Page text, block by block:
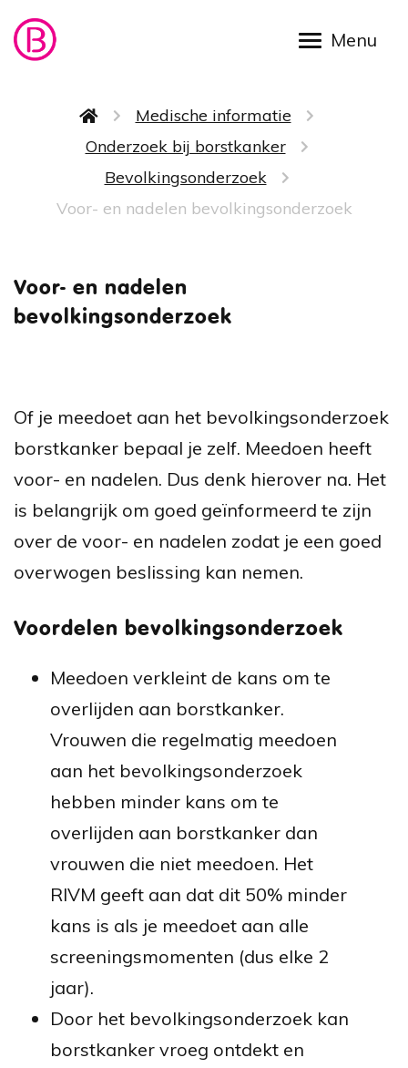
Overslaan en naar de inhoud gaan
Kruimelpad
Medische informatie
Onderzoek bij borstkanker
Bevolkingsonderzoek
Voor- en nadelen bevolkingsonderzoek
Voor- en nadelen
bevolkingsonderzoek
Of je meedoet aan het bevolkingsonderzoek
borstkanker bepaal je zelf. Meedoen heeft
voor- en nadelen. Dus denk hierover na. Het
is belangrijk om goed geïnformeerd te zijn
over de voor- en nadelen zodat je een goed
overwogen beslissing kan nemen.
Voordelen bevolkingsonderzoek
Meedoen verkleint de kans om te
overlijden aan borstkanker.
Vrouwen die regelmatig meedoen
aan het bevolkingsonderzoek
hebben minder kans om te
overlijden aan borstkanker dan
vrouwen die niet meedoen. Het
RIVM geeft aan dat dit 50% minder
kans is als je meedoet aan alle
screeningsmomenten (dus elke 2
jaar).
Door het bevolkingsonderzoek kan
borstkanker vroeg ontdekt en